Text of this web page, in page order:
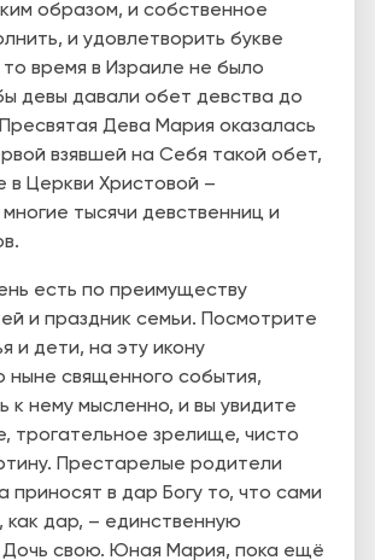
образом, и собственное
и удовлетворить букве
время в Израиле не было
девы давали обет девства до
Дева Мария оказалась
взявшей на Себя такой обет,
в Церкви Христовой –
тысячи девственниц и
есть по преимуществу
и праздник семьи. Посмотрите
и дети, на эту икону
ныне священного события,
к нему мысленно, и вы увидите
трогательное зрелище, чисто
Престарелые родители
приносят в дар Богу то, что сами
как дар, – единственную
свою. Юная Мария, пока ещё